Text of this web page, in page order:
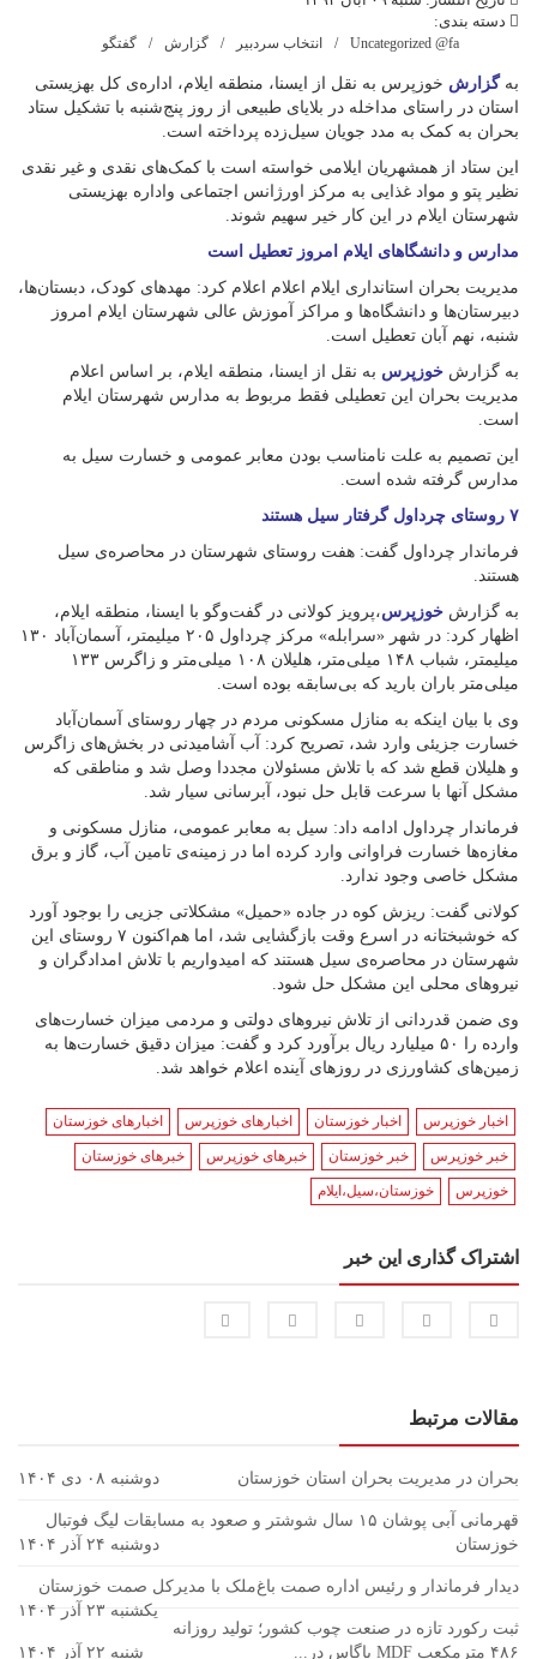
دسته بندی:
Uncategorized @fa انتخاب سردبیر گزارش گفتگو
بهگزارش خوزپرس به نقل از ایسنا، منطقه ایلام، اداره‌ی کل بهزیستی
استان در راستای مداخله در بلایای طبیعی از روز پنج‌شنبه با تشکیل ستاد
بحران به کمک به مدد جویان سیل‌زده پرداخته است.
این ستاد از همشهریان ایلامی خواسته است با کمک‌های نقدی و غیر نقدی
نظیر پتو و مواد غذایی به مرکز اورژانس اجتماعی واداره بهزیستی
شهرستان ایلام در این کار خیر سهیم شوند.
مدارس و دانشگا‌های ایلام‌ امروز تعطیل است
مدیریت بحران استانداری ایلام اعلام اعلام کرد: مهدهای کودک، دبستان‌ها‌،
دبیرستان‌ها و دانشگاه‌ها و مراکز آموزش عالی شهرستان ایلام امروز
شنبه‌، نهم آبان تعطیل است.
به گزارش خوزپرس به نقل از ایسنا، منطقه ایلام، بر اساس اعلام
مدیریت بحران این تعطیلی فقط مربوط به مدارس شهرستان ایلام
است‌.
این تصمیم به علت نامناسب بودن معابر عمومی و خسارت سیل به
مدارس گرفته شده است.
۷ روستای چرداول گرفتار سیل هستند
فرماندار چرداول گفت: هفت روستای شهرستان در محاصره‌ی سیل
هستند.
به گزارش خوزپرس،پرویز کولانی در گفت‌وگو با ایسنا، منطقه ایلام،
اظهار کرد: در شهر «سرابله» مرکز چرداول ۲۰۵ میلیمتر، آسمان‌آباد ۱۳۰
میلیمتر، شباب ۱۴۸ میلی‌متر، هلیلان ۱۰۸ میلی‌متر و زاگرس ۱۳۳
میلی‌متر باران بارید که بی‌سابقه بوده است.
وی با بیان اینکه به منازل مسکونی مردم در چهار روستای آسمان‌آباد
خسارت جزیئی وارد شد، تصریح کرد: آب آشامیدنی در بخش‌های زاگرس
و هلیلان قطع شد که با تلاش مسئولان مجددا وصل شد و مناطقی که
مشکل آنها با سرعت قابل حل نبود، آبرسانی سیار شد.
فرماندار چرداول ادامه داد: سیل به معابر عمومی، منازل مسکونی و
مغازه‌ها خسارت‌ فراوانی وارد کرده اما در زمینه‌ی تامین آب، گاز و برق
مشکل خاصی وجود ندارد.
کولانی گفت: ریزش کوه در جاده «حمیل» مشکلاتی جزیی را بوجود آورد
که خوشبختانه در اسرع وقت بازگشایی شد، اما هم‌اکنون ۷ روستای این
شهرستان در محاصره‌ی سیل هستند که امیدواریم با تلاش امدادگران و
نیروهای محلی این مشکل حل شود.
وی ضمن قدردانی از تلاش‌ نیروهای دولتی و مردمی میزان خسارت‌های
وارده را ۵۰ میلیارد ریال برآورد کرد و گفت: میزان دقیق خسارت‌ها به
زمین‌های کشاورزی در روزهای آینده اعلام خواهد شد.
اخبار خوزپرس اخبار خوزستان اخبارهای خوزپرس اخبارهای خوزستان
خبر خوزپرس خبر خوزستان خبرهای خوزپرس خبرهای خوزستان
خوزپرس خوزستان،سیل،ایلام
اشتراک گذاری این خبر
مقالات مرتبط
بحران در مدیریت بحران استان خوزستان دوشنبه ۰۸ دی ۱۴۰۴
قهرمانی آبی پوشان ۱۵ سال شوشتر و صعود به مسابقات لیگ فوتبال
خوزستان
دوشنبه ۲۴ آذر ۱۴۰۴
دیدار فرماندار و رئیس اداره صمت باغ‌ملک با مدیرکل صمت خوزستان
یکشنبه ۲۳ آذر ۱۴۰۴
ثبت رکورد تازه در صنعت چوب کشور؛ تولید روزانه
۴۸۶ مترمکعب MDF باگاس در...
شنبه ۲۲ آذر ۱۴۰۴